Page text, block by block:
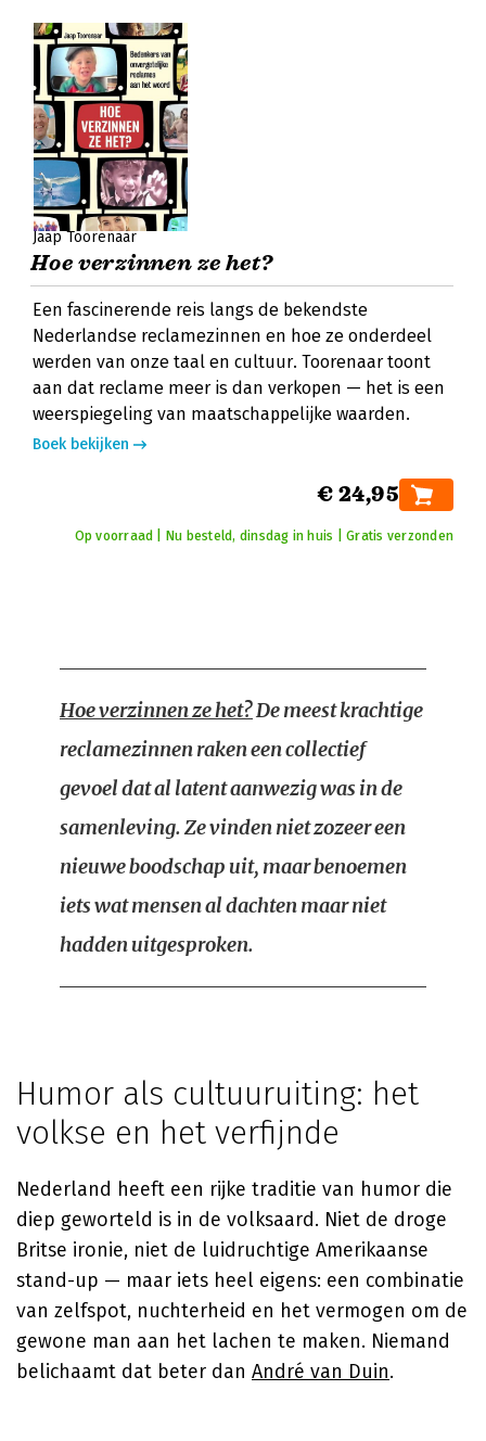
Jaap Toorenaar
Hoe verzinnen ze het?
Een fascinerende reis langs de bekendste
Nederlandse reclamezinnen en hoe ze onderdeel
werden van onze taal en cultuur. Toorenaar toont
aan dat reclame meer is dan verkopen — het is een
weerspiegeling van maatschappelijke waarden.
Boek bekijken
€ 24,95
Op voorraad | Nu besteld, dinsdag in huis | Gratis verzonden
Hoe verzinnen ze het?De meest krachtige
reclamezinnen raken een collectief
gevoel dat al latent aanwezig was in de
samenleving. Ze vinden niet zozeer een
nieuwe boodschap uit, maar benoemen
iets wat mensen al dachten maar niet
hadden uitgesproken.
Humor als cultuuruiting: het
volkse en het verfijnde
Nederland heeft een rijke traditie van humor die
diep geworteld is in de volksaard. Niet de droge
Britse ironie, niet de luidruchtige Amerikaanse
stand-up — maar iets heel eigens: een combinatie
van zelfspot, nuchterheid en het vermogen om de
gewone man aan het lachen te maken. Niemand
belichaamt dat beter dan André van Duin.